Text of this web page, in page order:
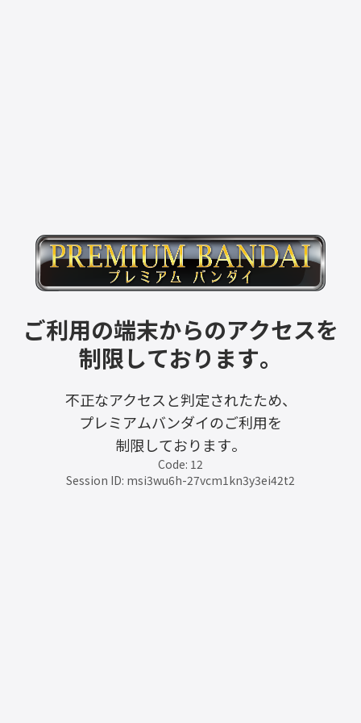
ご利用の端末からのアクセスを
制限しております。
不正なアクセスと判定されたため、
プレミアムバンダイのご利用を
制限しております。
Code: 12
Session ID: msi3wu6h-27vcm1kn3y3ei42t2